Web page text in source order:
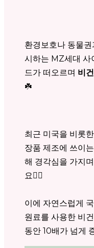
환경보호나 동물
시하는 MZ세대 사
드가 떠오르며 비
☘️
최근 미국을 비롯
장품 제조에 쓰이는
해 경각심을 가지
요🧚‍♀️
이에 자연스럽게
원료를 사용한 비
동안 10배가 넘게